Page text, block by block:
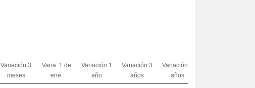
Variación 3
meses
Varia. 1 de
ene.
Variación 1
año
Variación 3
años
Variación 5
años